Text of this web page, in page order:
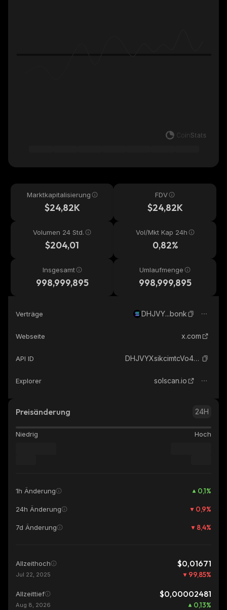
Marktkapitalisierung
$24,82K
FDV
$24,82K
Volumen 24 Std.
$204,01
Vol/Mkt Kap 24h
0,82%
Insgesamt
998,999,895
Umlaufmenge
998,999,895
Verträge DHJVY...bonk
Webseite x.com
API ID DHJVYXsikcimtcVo49FAZqYd1XPYPaXezYhbKArJbonk_solana
Explorer solscan.io
Preisänderung 24H
Niedrig Hoch
1h Änderung 0,1%
24h Änderung 0,9%
7d Änderung 8,4%
Allzeithoch $0,01671
Jul 22, 2025 99,85%
Allzeittief $0,00002481
Aug 8, 2026 0,13%